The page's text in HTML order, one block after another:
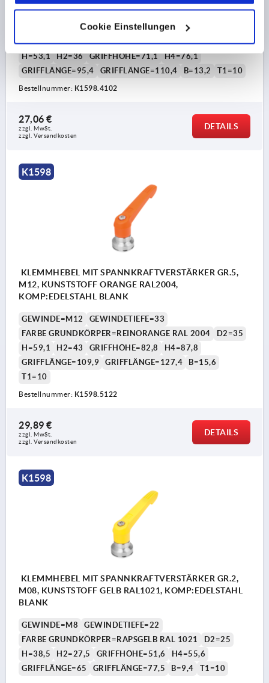
Cookie Einstellungen
KOMP:EDELSTAHL BLANK
GEWINDE=M10
GEWINDETIEFE=27
FARBE GRUNDKÖRPER=REINORANGE RAL 2004
D2=30
H=53,1
H2=36 GRIFFHÖHE=71,1
H4=76,1
GRIFFLÄNGE=95,4
GRIFFLÄNGE=110,4 B=13,2 T1=10
Bestellnummer: K1598.4102
27,06 €
zzgl. MwSt.
zzgl. Versandkosten
DETAILS
K1598
KLEMMHEBEL MIT SPANNKRAFTVERSTÄRKER GR.5,
M12, KUNSTSTOFF ORANGE RAL2004,
KOMP:EDELSTAHL BLANK
GEWINDE=M12
GEWINDETIEFE=33
FARBE GRUNDKÖRPER=REINORANGE RAL 2004
D2=35
H=59,1
H2=43 GRIFFHÖHE=82,8
H4=87,8
GRIFFLÄNGE=109,9
GRIFFLÄNGE=127,4
B=15,6
T1=10
Bestellnummer: K1598.5122
29,89 €
zzgl. MwSt.
zzgl. Versandkosten
DETAILS
K1598
KLEMMHEBEL MIT SPANNKRAFTVERSTÄRKER GR.2,
M08, KUNSTSTOFF GELB RAL1021, KOMP:EDELSTAHL
BLANK
GEWINDE=M8
GEWINDETIEFE=22
FARBE GRUNDKÖRPER=RAPSGELB RAL 1021
D2=25
H=38,5
H2=27,5 GRIFFHÖHE=51,6
H4=55,6
GRIFFLÄNGE=65
GRIFFLÄNGE=77,5 B=9,4 T1=10